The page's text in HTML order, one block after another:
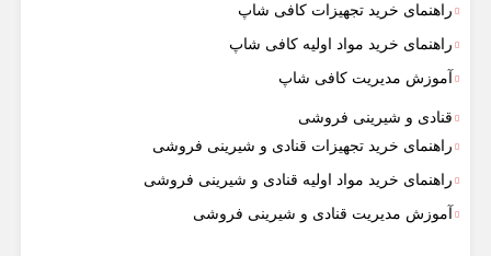
راهنمای خرید تجهیزات کافی شاپ
راهنمای خرید مواد اولیه کافی‌ شاپ‌
آموزش مدیریت کافی شاپ
قنادی و شیرینی فروشی
راهنمای خرید تجهیزات قنادی و شیرینی فروشی
راهنمای خرید مواد اولیه قنادی و شیرینی فروشی
آموزش مدیریت قنادی و شیرینی فروشی